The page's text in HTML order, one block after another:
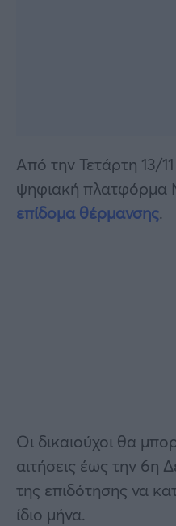
Από την Τετάρτη 13/11
ψηφιακή πλατφόρμα
επίδομα θέρμανσης.
Οι δικαιούχοι θα
αιτήσεις έως την 6η
της επιδότησης να
ίδιο μήνα.